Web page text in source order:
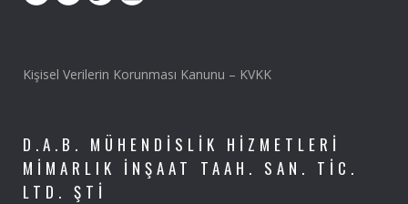
Kişisel Verilerin Korunması Kanunu – KVKK
D.A.B. MÜHENDISLIK HIZMETLERI
MIMARLIK İNŞAAT TAAH. SAN. TIC.
LTD. ŞTI